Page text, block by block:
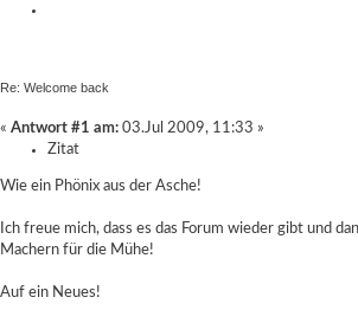
Re: Welcome back
« Antwort #1 am: 03.Jul 2009, 11:33 »
Zitat
Wie ein Phönix aus der Asche!
Ich freue mich, dass es das Forum wieder gibt und
Machern für die Mühe!
Auf ein Neues!